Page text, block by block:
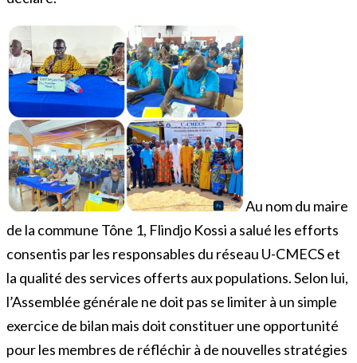
Au nom du maire
de la commune Tône 1, Flindjo Kossi a salué les efforts
consentis par les responsables du réseau U-CMECS et
la qualité des services offerts aux populations. Selon lui,
l’Assemblée générale ne doit pas se limiter à un simple
exercice de bilan mais doit constituer une opportunité
pour les membres de réfléchir à de nouvelles stratégies